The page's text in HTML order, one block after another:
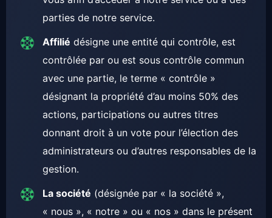
parties de notre service.
Affilié désigne une entité qui contrôle, est
contrôlée par ou est sous contrôle commun
avec une partie, le terme « contrôle »
désignant la propriété d’au moins 50% des
actions, participations ou autres titres
donnant droit à un vote pour l’élection des
administrateurs ou d’autres responsables de la
gestion.
La société (désignée par « la société »,
« nous », « notre » ou « nos » dans le présent